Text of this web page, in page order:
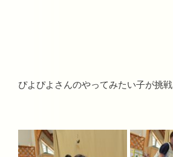
ぴよぴよさんのやってみたい子が挑戦